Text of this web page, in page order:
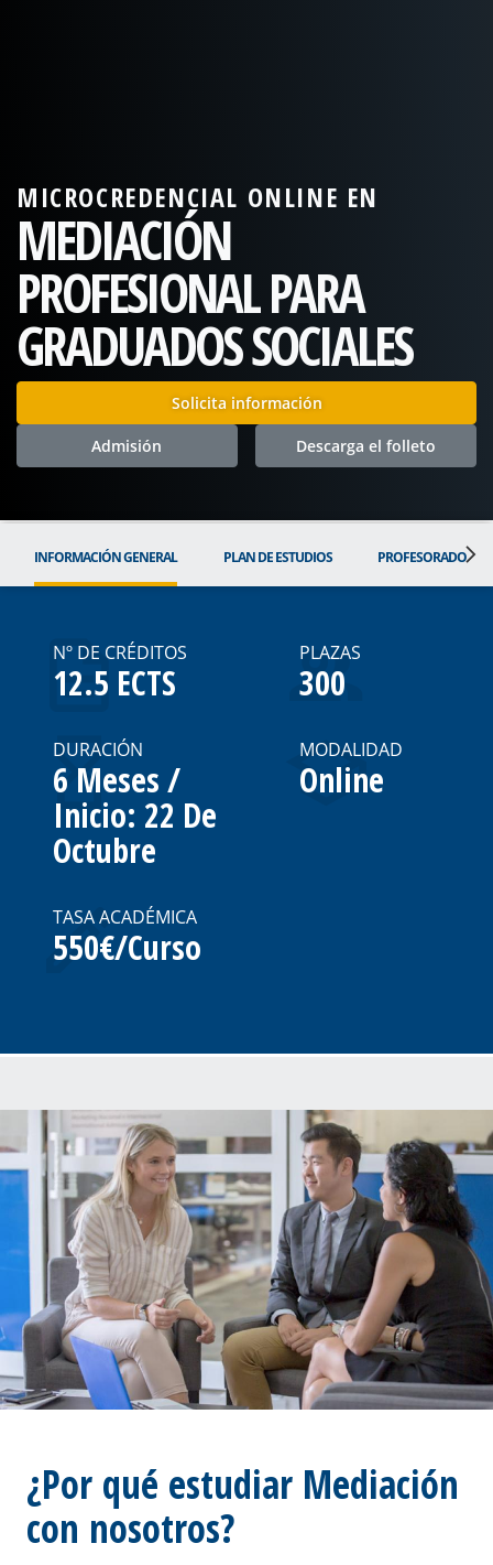
MICROCREDENCIAL ONLINE EN
MEDIACIÓN
PROFESIONAL PARA
GRADUADOS SOCIALES
Solicita información
Admisión Descarga el folleto
INFORMACIÓN GENERAL PLAN DE ESTUDIOS PROFESORADO
MODALIDAD
Online
Nº DE CRÉDITOS
12.5 ECTS
TASA ACADÉMICA
550€/Curso
PLAZAS
300
DURACIÓN
6 Meses /
Inicio: 22 De
Octubre
¿Por qué estudiar Mediación
con nosotros?